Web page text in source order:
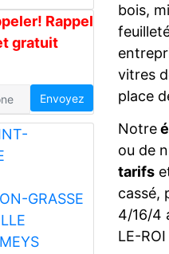
Rappel
gratuit
Envoyez
GRASSE
bois,
vitres
place
Notre
ou de
tarifs
cassé,
4/16/4
LE-